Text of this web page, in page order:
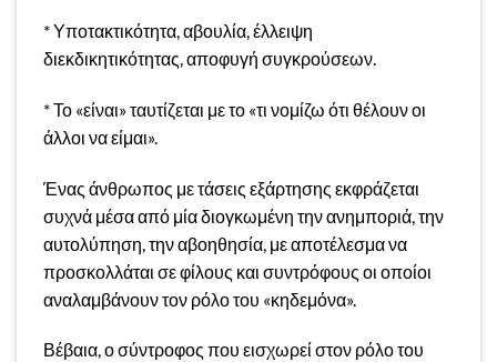
* Υποτακτικότητα, αβουλία, έλλειψη
διεκδικητικότητας, αποφυγή συγκρούσεων.
* Το «είναι» ταυτίζεται με το «τι νομίζω ότι θέλουν οι
άλλοι να είμαι».
Ένας άνθρωπος με τάσεις εξάρτησης εκφράζεται
συχνά μέσα από μία διογκωμένη την ανημποριά, την
αυτολύπηση, την αβοηθησία, με αποτέλεσμα να
προσκολλάται σε φίλους και συντρόφους οι οποίοι
αναλαμβάνουν τον ρόλο του «κηδεμόνα».
Βέβαια, ο σύντροφος που εισχωρεί στον ρόλο του